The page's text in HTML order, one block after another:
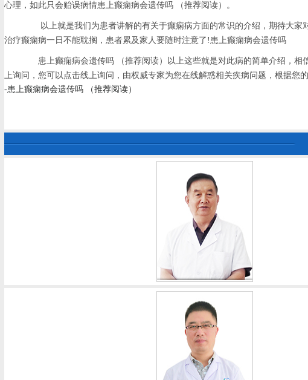
心理，如此只会贻误病情患上癫痫病会遗传吗 （推荐阅读）。
以上就是我们为患者讲解的有关于癫痫病方面的常识的介绍，期待大家
治疗癫痫病一日不能耽搁，患者累及家人要随时注意了!患上癫痫病会遗传吗
患上癫痫病会遗传吗 （推荐阅读）以上这些就是对此病的简单介绍，相
上询问，您可以点击线上询问，由权威专家为您在线解惑相关疾病问题，根据您
-患上癫痫病会遗传吗 （推荐阅读）